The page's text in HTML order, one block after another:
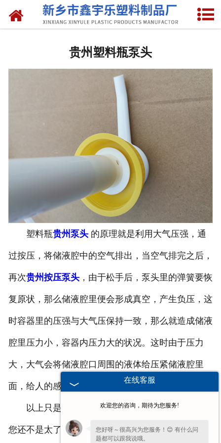
网站首页
贵州手动塑料抽液器
- 贵州洗涤用品抽取器
- 贵州沐浴抽
- 贵州新型抽取器
贵州桶盖
- 贵州拉环内盖
- 贵州塑料桶外盖
- 贵州防尘帽
- 贵州化工桶盖
贵州塑料桶
- 贵州20L塑料桶
- 贵州20L—25L塑料桶
贵州塑料瓶泵头
塑料瓶贵州泵头的原理就是利用大气压强，通
过按压，将储液腔中的空气排出，当空气排完之后，
再次贵州按压泵头，由于松手后，泵头里的弹簧要恢
复原状，那么储液腔里便会形成真空，产生负压，这
时容器里的压强与大气压保持一致，那么就造成储液
腔里压力小，容器内压力大的状况。这时由于压力
大，大气会将储液腔口周围的液体给压紧储液腔里
面，给人的感觉就像泵头将液体吸上去的
以上只是使用通俗的方法为您介绍了一下，如果
您还不是太了解，欢迎您锁定我们的官网或者联系我
在线客服
欢迎您的咨询，期待为您服务!
您好呀～很高兴为您服务！😊 有什么问
题都可以跟我说哦。